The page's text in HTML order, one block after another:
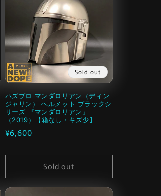
Sold out
ハズブロ マンダロリアン（ディン
ジャリン） ヘルメット ブラックシ
リーズ 『マンダロリアン』
（2019）【箱なし・キズ少】
通
価
¥6,600
Sold out